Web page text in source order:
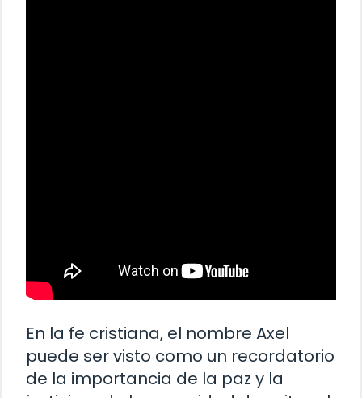
En la fe cristiana, el nombre Axel
puede ser visto como un recordatorio
de la importancia de la paz y la